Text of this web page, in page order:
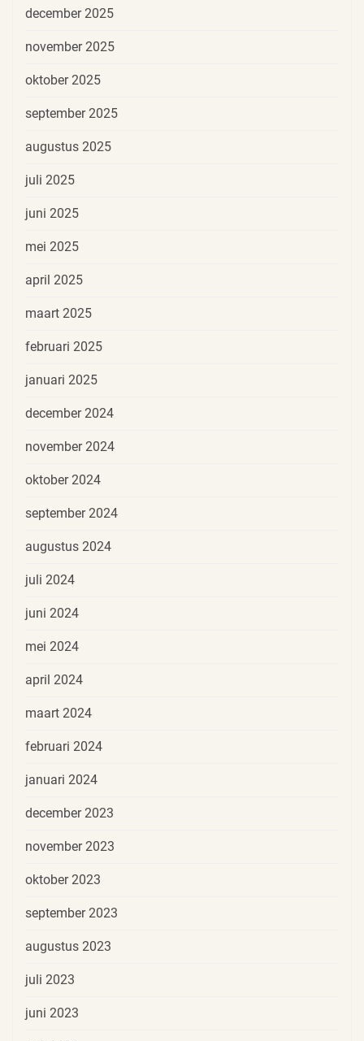
december 2025
november 2025
oktober 2025
september 2025
augustus 2025
juli 2025
juni 2025
mei 2025
april 2025
maart 2025
februari 2025
januari 2025
december 2024
november 2024
oktober 2024
september 2024
augustus 2024
juli 2024
juni 2024
mei 2024
april 2024
maart 2024
februari 2024
januari 2024
december 2023
november 2023
oktober 2023
september 2023
augustus 2023
juli 2023
juni 2023